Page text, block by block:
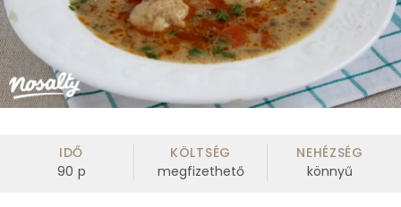
IDŐ
90 p
KÖLTSÉG
megfizethető
NEHÉZSÉG
könnyű